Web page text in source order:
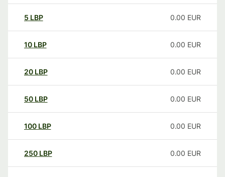
5 LBP 0.00 EUR
10 LBP 0.00 EUR
20 LBP 0.00 EUR
50 LBP 0.00 EUR
100 LBP 0.00 EUR
250 LBP 0.00 EUR